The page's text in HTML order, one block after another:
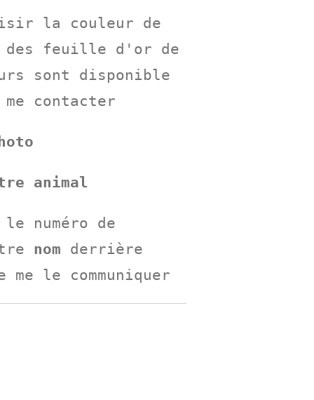
la couleur de
des feuille d'or de
sont disponible
contacter
animal
numéro de
nom derrière
le communiquer